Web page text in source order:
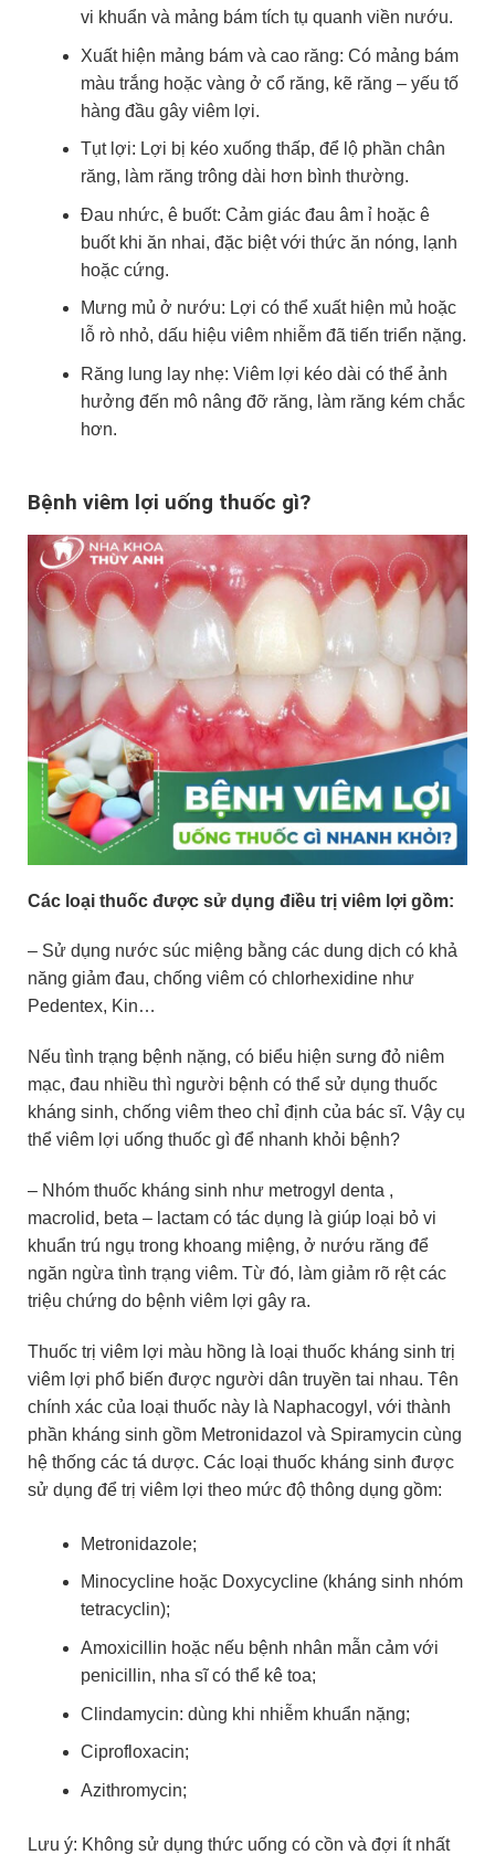
vi khuẩn và mảng bám tích tụ quanh viền nướu.
Xuất hiện mảng bám và cao răng: Có mảng bám
màu trắng hoặc vàng ở cổ răng, kẽ răng – yếu tố
hàng đầu gây viêm lợi.
Tụt lợi: Lợi bị kéo xuống thấp, để lộ phần chân
răng, làm răng trông dài hơn bình thường.
Đau nhức, ê buốt: Cảm giác đau âm ỉ hoặc ê
buốt khi ăn nhai, đặc biệt với thức ăn nóng, lạnh
hoặc cứng.
Mưng mủ ở nướu: Lợi có thể xuất hiện mủ hoặc
lỗ rò nhỏ, dấu hiệu viêm nhiễm đã tiến triển nặng.
Răng lung lay nhẹ: Viêm lợi kéo dài có thể ảnh
hưởng đến mô nâng đỡ răng, làm răng kém chắc
hơn.
Bệnh viêm lợi uống thuốc gì?
Các loại thuốc được sử dụng điều trị viêm lợi gồm:
– Sử dụng nước súc miệng bằng các dung dịch có khả
năng giảm đau, chống viêm có chlorhexidine như
Pedentex, Kin…
Nếu tình trạng bệnh nặng, có biểu hiện sưng đỏ niêm
mạc, đau nhiều thì người bệnh có thể sử dụng thuốc
kháng sinh, chống viêm theo chỉ định của bác sĩ. Vậy cụ
thể viêm lợi uống thuốc gì để nhanh khỏi bệnh?
– Nhóm thuốc kháng sinh như metrogyl denta ,
macrolid, beta – lactam có tác dụng là giúp loại bỏ vi
khuẩn trú ngụ trong khoang miệng, ở nướu răng để
ngăn ngừa tình trạng viêm. Từ đó, làm giảm rõ rệt các
triệu chứng do bệnh viêm lợi gây ra.
Thuốc trị viêm lợi màu hồng là loại thuốc kháng sinh trị
viêm lợi phổ biến được người dân truyền tai nhau. Tên
chính xác của loại thuốc này là Naphacogyl, với thành
phần kháng sinh gồm Metronidazol và Spiramycin cùng
hệ thống các tá dược. Các loại thuốc kháng sinh được
sử dụng để trị viêm lợi theo mức độ thông dụng gồm:
Metronidazole;
Minocycline hoặc Doxycycline (kháng sinh nhóm
tetracyclin);
Amoxicillin hoặc nếu bệnh nhân mẫn cảm với
penicillin, nha sĩ có thể kê toa;
Clindamycin: dùng khi nhiễm khuẩn nặng;
Ciprofloxacin;
Azithromycin;
Lưu ý: Không sử dụng thức uống có cồn và đợi ít nhất